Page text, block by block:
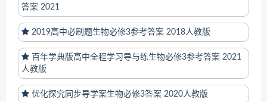
答案 2021
2019高中必刷题生物必修3参考答案 2018人教版
百年学典版高中全程学习导与练生物必修3参考答案 2021
人教版
优化探究同步导学案生物必修3答案 2020人教版